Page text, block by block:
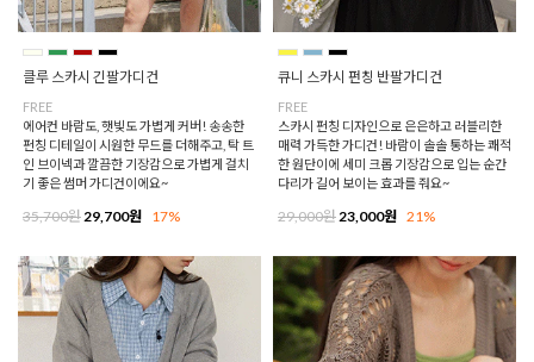
클루 스카시 긴팔가디건
FREE
에어컨 바람도, 햇빛도 가볍게 커버! 송송한
펀칭 디테일이 시원한 무드를 더해주고, 탁 트
인 브이넥과 깔끔한 기장감으로 가볍게 걸치
기 좋은 썸머 가디건이에요~
35,700원29,700원 17%
큐니 스카시 펀칭 반팔가디건
FREE
스카시 펀칭 디자인으로 은은하고 러블리한
매력 가득한 가디건! 바람이 솔솔 통하는 쾌적
한 원단이에 세미 크롭 기장감으로 입는 순간
다리가 길어 보이는 효과를 줘요~
29,000원23,000원 21%